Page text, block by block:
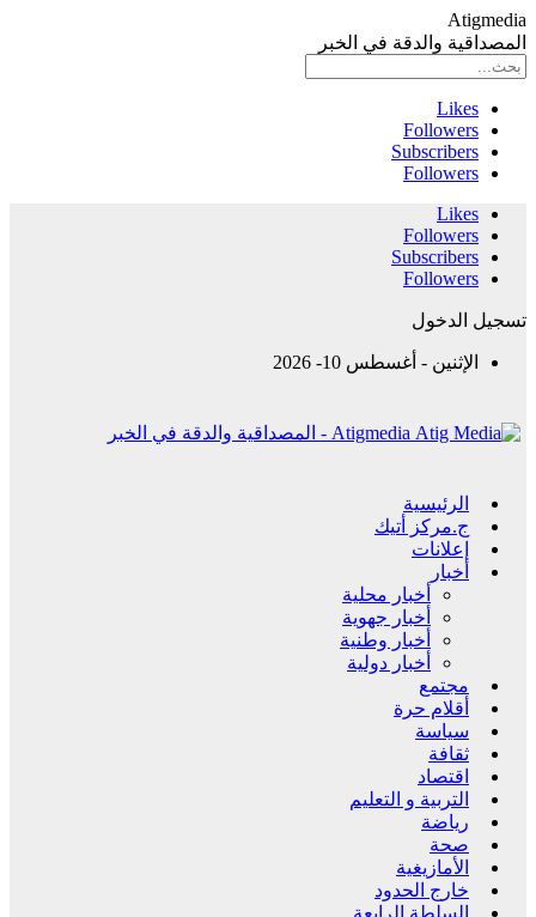
Atigmedia
المصداقية والدقة في الخبر
Likes
Followers
Subscribers
Followers
Likes
Followers
Subscribers
Followers
تسجيل الدخول
الإثنين - أغسطس 10- 2026
Atigmedia - المصداقية والدقة في الخبر
الرئيسية
ج.مركز أتيك
إعلانات
أخبار
أخبار محلية
أخبار جهوية
أخبار وطنية
أخبار دولية
مجتمع
أقلام حرة
سياسة
ثقافة
اقتصاد
التربية و التعليم
رياضة
صحة
الأمازيغية
خارج الحدود
السلطة الرابعة